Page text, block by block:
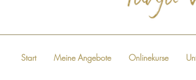
Start Meine Angebote Onlinekurse